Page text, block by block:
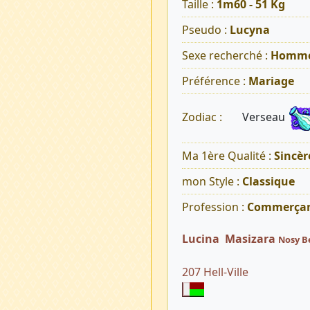
Taille : 1m60 - 51 Kg
Pseudo : Lucyna
Sexe recherché :
Préférence : Mariage
Zodiac : Verseau
Ma 1ère Qualité :
mon Style : Classique
Profession :
Lucina Masizara Nosy
207 Hell-Ville